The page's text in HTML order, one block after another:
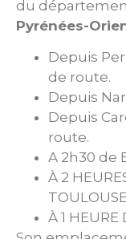
du
Pyrénées-
Depuis
de route.
Depuis
Depuis
route.
A 2h30 de
À 2
À 1 HEURE